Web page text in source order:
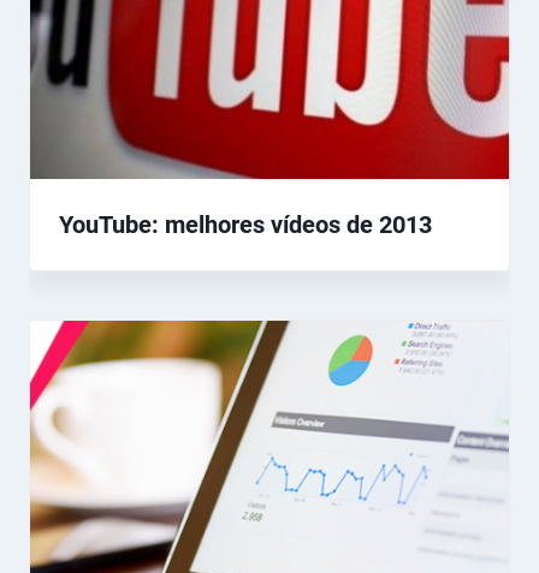
YouTube: melhores vídeos de 2013